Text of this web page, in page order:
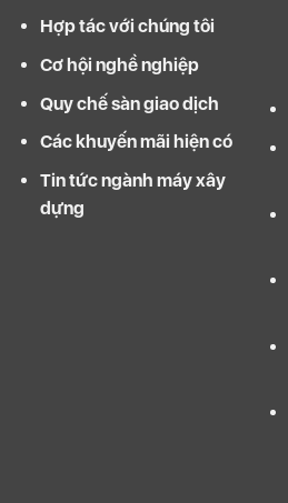
Hợp tác với chúng tôi
Cơ hội nghề nghiệp
Quy chế sàn giao dịch
Các khuyến mãi hiện có
Tin tức ngành máy xây
dựng